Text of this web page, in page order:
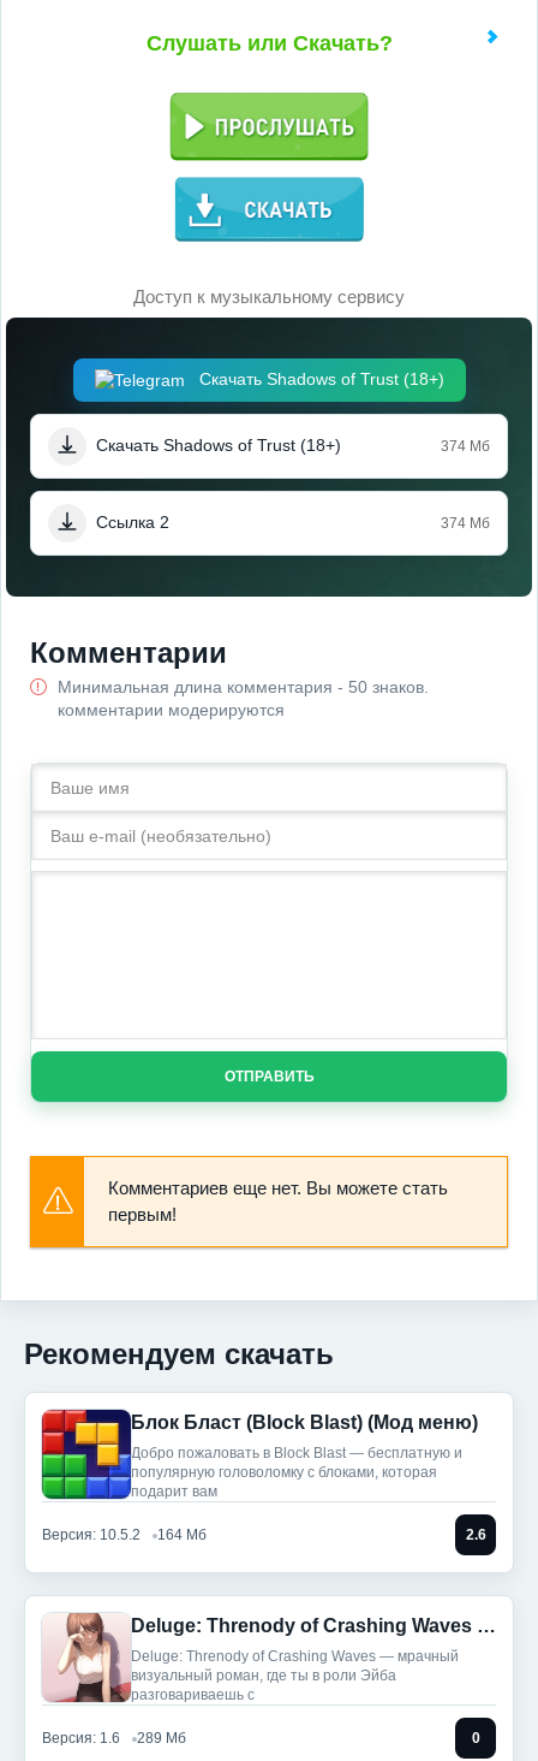
Слушать или Скачать?
Доступ к музыкальному сервису
Скачать Shadows of Trust (18+)
Скачать Shadows of Trust (18+) 374 Мб
Ссылка 2 374 Мб
Комментарии
Минимальная длина комментария - 50 знаков.
комментарии модерируются
ОТПРАВИТЬ
Комментариев еще нет. Вы можете стать
первым!
Рекомендуем скачать
Блок Бласт (Block Blast) (Мод меню)
Добро пожаловать в Block Blast — бесплатную и
популярную головоломку с блоками, которая
подарит вам
Версия: 10.5.2 164 Мб 2.6
Deluge: Threnody of Crashing Waves (Полная версия)
Deluge: Threnody of Crashing Waves — мрачный
визуальный роман, где ты в роли Эйба
разговариваешь с
Версия: 1.6 289 Мб 0